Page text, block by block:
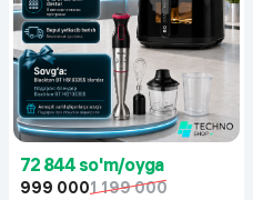
72 844 so'm/oyga
999 0001 199 000